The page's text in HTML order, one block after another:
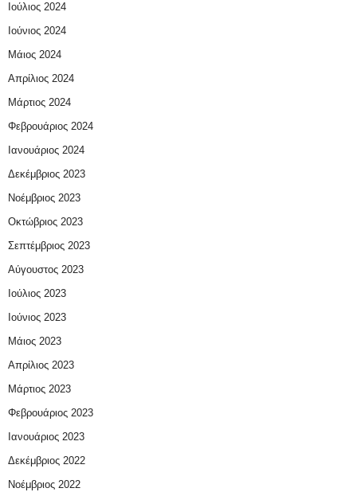
Ιούλιος 2024
Ιούνιος 2024
Μάιος 2024
Απρίλιος 2024
Μάρτιος 2024
Φεβρουάριος 2024
Ιανουάριος 2024
Δεκέμβριος 2023
Νοέμβριος 2023
Οκτώβριος 2023
Σεπτέμβριος 2023
Αύγουστος 2023
Ιούλιος 2023
Ιούνιος 2023
Μάιος 2023
Απρίλιος 2023
Μάρτιος 2023
Φεβρουάριος 2023
Ιανουάριος 2023
Δεκέμβριος 2022
Νοέμβριος 2022